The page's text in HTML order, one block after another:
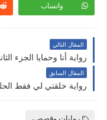
واتساب
المقال التالي
المقال السابق